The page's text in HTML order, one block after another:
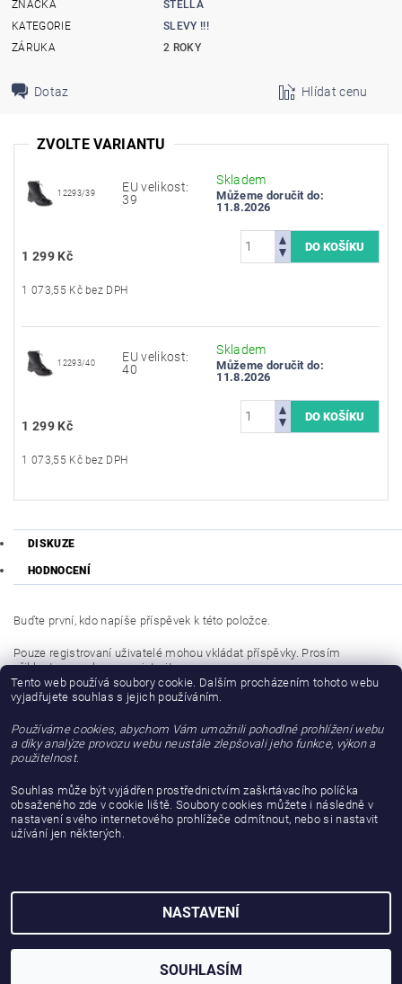
ZNAČKA
STELLA
KATEGORIE
SLEVY !!!
ZÁRUKA
2 ROKY
Dotaz Hlídat cenu
ZVOLTE VARIANTU
12293/39
EU velikost:
39
Skladem
Můžeme doručit do:
11.8.2026
1 299 Kč
1 073,55 Kč bez DPH
12293/40
EU velikost:
40
Skladem
Můžeme doručit do:
11.8.2026
1 299 Kč
1 073,55 Kč bez DPH
DISKUZE
HODNOCENÍ
Buďte první, kdo napíše příspěvek k této položce.
Pouze registrovaní uživatelé mohou vkládat příspěvky. Prosím
přihlaste senebo seregistrujte.
Buďte první, kdo napíše příspěvek k této položce.
Přidat hodnocení
2026 © gattanera.com, všechna práva vyhrazena
Vytvořil Shoptet
Tento web používá soubory cookie. Dalším procházením tohoto webu
vyjadřujete souhlas s jejich používáním.
Používáme cookies, abychom Vám umožnili pohodlné prohlížení webu
a díky analýze provozu webu neustále zlepšovali jeho funkce, výkon a
použitelnost.
Souhlas může být vyjádřen prostřednictvím zaškrtávacího políčka
obsaženého zde v cookie liště. Soubory cookies můžete i následně v
nastavení svého internetového prohlížeče odmítnout, nebo si nastavit
užívání jen některých.
NASTAVENÍ
SOUHLASÍM